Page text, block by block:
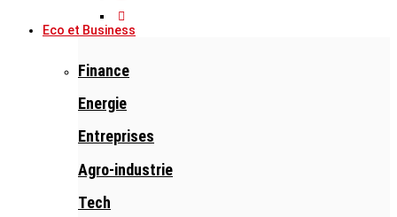
Eco et Business
Finance
Energie
Entreprises
Agro-industrie
Tech